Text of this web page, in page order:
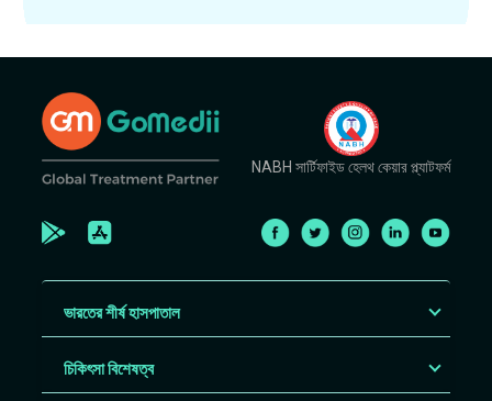
NABH সার্টিফাইড হেলথ কেয়ার প্ল্যাটফর্ম
ভারতের শীর্ষ হাসপাতাল
চিকিৎসা বিশেষত্ব